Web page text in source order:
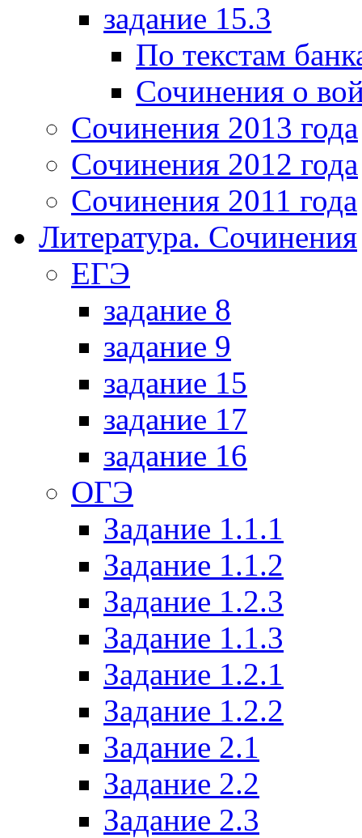
задание 15.3
По текстам
Сочинения о
Сочинения 2013 года
Сочинения 2012 года
Сочинения 2011 года
Литература. Сочинения
ЕГЭ
задание 8
задание 9
задание 15
задание 17
задание 16
ОГЭ
Задание 1.1.1
Задание 1.1.2
Задание 1.2.3
Задание 1.1.3
Задание 1.2.1
Задание 1.2.2
Задание 2.1
Задание 2.2
Задание 2.3